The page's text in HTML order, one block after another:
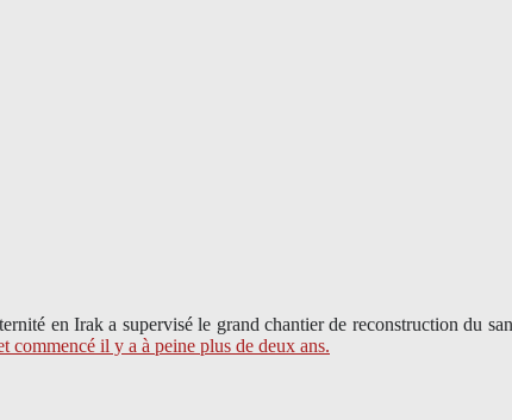
en Irak a supervisé le grand chantier de reconstruction du
commencé il y a à peine plus de deux ans.